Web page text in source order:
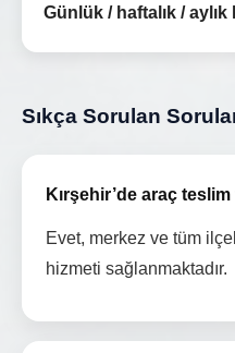
Günlük / haftalık / aylık
Sıkça Sorulan
Kırşehir’de araç teslim
Evet, merkez ve tüm
hizmeti sağlanmaktadır.